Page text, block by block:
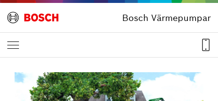
Bosch Värmepumpar